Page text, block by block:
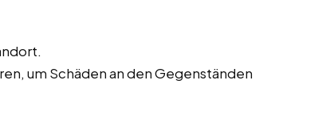
um Schäden an den Gegenständen